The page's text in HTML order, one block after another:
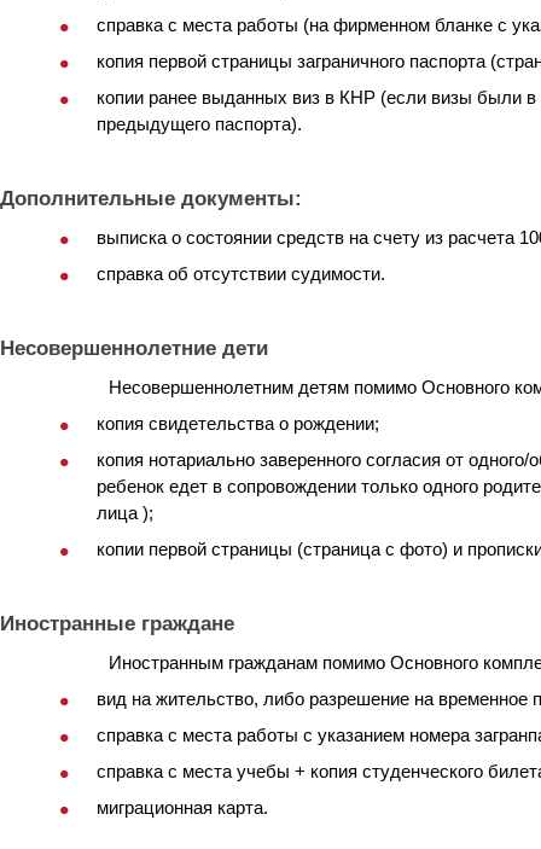
справка с места работы (на фирменном бланке с
копия первой страницы заграничного паспорта
копии ранее выданных виз в КНР (если визы были
предыдущего паспорта).
Дополнительные документы:
выписка о состоянии средств на счету из расчета
справка об отсутствии судимости.
Несовершеннолетние дети
Несовершеннолетним детям помимо Основного
копия свидетельства о рождении;
копия нотариально заверенного согласия от
ребенок едет в сопровождении только одного
лица );
копии первой страницы (страница с фото) и
Иностранные граждане
Иностранным гражданам помимо Основного
вид на жительство, либо разрешение на
справка с места работы с указанием номера
справка с места учебы + копия студенческого
миграционная карта.